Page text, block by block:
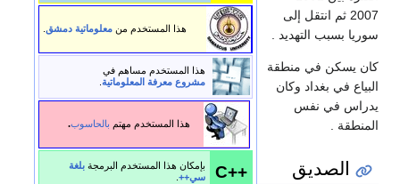
هذا المستخدم من معلوماتية دمشق.
هذا المستخدم مساهم في
مشروع معرفة المعلوماتية.
هذا المستخدم مهتم بالحاسوب.
C++ بإمكان هذا المستخدم البرمجةبلغة
سي++.
2007 ثم انتقل إلى
بسبب التهديد .
يسكن في منطقة
في بغداد وكان
في نفس
.
الصديق